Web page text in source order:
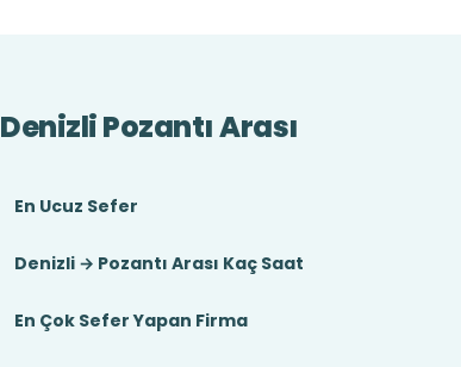
Denizli Pozantı Arası
En Ucuz Sefer
Denizli → Pozantı Arası Kaç Saat
En Çok Sefer Yapan Firma